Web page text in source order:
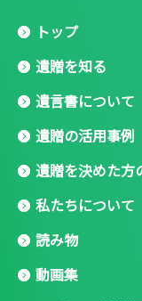
トップ
遺贈を知る
遺言書について
遺贈の活用事例
遺贈を決めた方
私たちについて
読み物
動画集